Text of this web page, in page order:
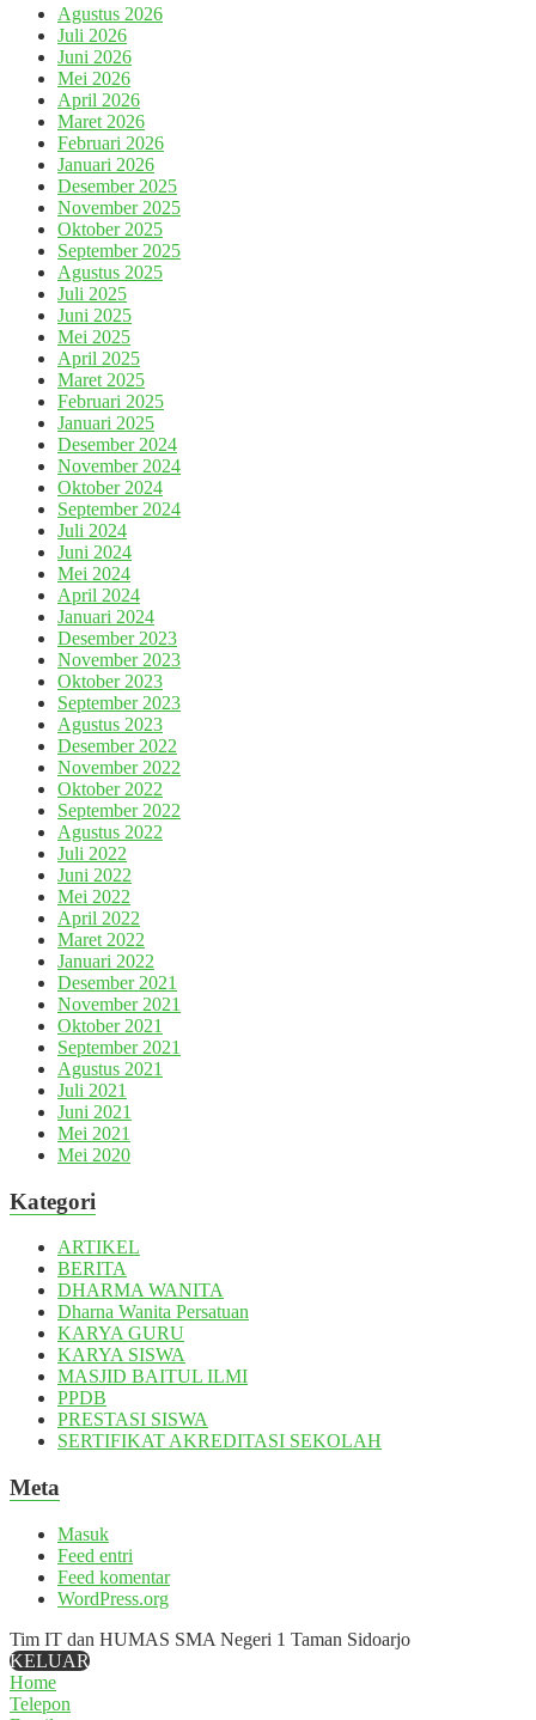
Agustus 2026
Juli 2026
Juni 2026
Mei 2026
April 2026
Maret 2026
Februari 2026
Januari 2026
Desember 2025
November 2025
Oktober 2025
September 2025
Agustus 2025
Juli 2025
Juni 2025
Mei 2025
April 2025
Maret 2025
Februari 2025
Januari 2025
Desember 2024
November 2024
Oktober 2024
September 2024
Juli 2024
Juni 2024
Mei 2024
April 2024
Januari 2024
Desember 2023
November 2023
Oktober 2023
September 2023
Agustus 2023
Desember 2022
November 2022
Oktober 2022
September 2022
Agustus 2022
Juli 2022
Juni 2022
Mei 2022
April 2022
Maret 2022
Januari 2022
Desember 2021
November 2021
Oktober 2021
September 2021
Agustus 2021
Juli 2021
Juni 2021
Mei 2021
Mei 2020
Kategori
ARTIKEL
BERITA
DHARMA WANITA
Dharna Wanita Persatuan
KARYA GURU
KARYA SISWA
MASJID BAITUL ILMI
PPDB
PRESTASI SISWA
SERTIFIKAT AKREDITASI SEKOLAH
Meta
Masuk
Feed entri
Feed komentar
WordPress.org
Tim IT dan HUMAS SMA Negeri 1 Taman Sidoarjo
KELUAR
Home
Telepon